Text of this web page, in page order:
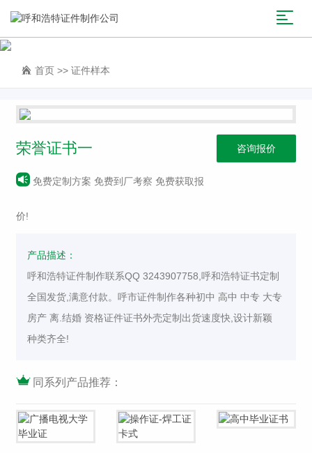
首页 >> 证件样本
荣誉证书一
免费定制方案 免费到厂考察 免费获取报
价!
咨询报价
产品描述：
呼和浩特证件制作联系QQ 3243907758,呼和浩特证书定制
全国发货,满意付款。呼市证件制作各种初中 高中 中专 大专
房产 离.结婚 资格证件证书外壳定制出货速度快,设计新颖
种类齐全!
同系列产品推荐：